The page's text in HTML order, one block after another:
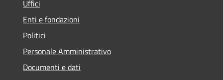
Uffici
Enti e fondazioni
Politici
Personale Amministrativo
Documenti e dati